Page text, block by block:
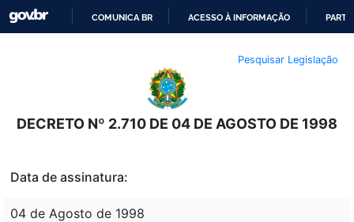
O
CONTEÚDO
COMUNICA BR ACESSO À INFORMAÇÃO
Pesquisar Legislação
DECRETO Nº 2.710 DE 04 DE AGOSTO DE 1998
Data de assinatura:
04 de Agosto de 1998